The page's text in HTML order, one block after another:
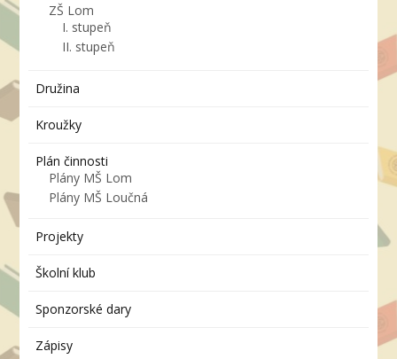
ZŠ Lom
I. stupeň
II. stupeň
Družina
Kroužky
Plán činnosti
Plány MŠ Lom
Plány MŠ Loučná
Projekty
Školní klub
Sponzorské dary
Zápisy